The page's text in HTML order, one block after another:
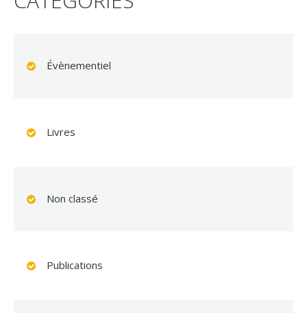
Évènementiel
Livres
Non classé
Publications